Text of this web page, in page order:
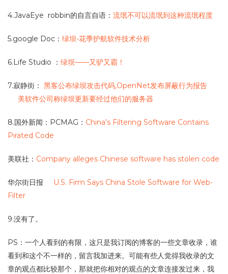
4.JavaEye robbin的自言自语： 流氓不可以流氓到这种流氓程度
5.google Doc： 绿坝-花季护航软件技术分析
6.Life Studio ： 绿坝——又驴又霸！
7.寂静街： 黑客公布绿坝攻击代码,OpenNet发布屏蔽行为报告
美软件公司称绿坝更新要经过他们的服务器
8.国外新闻：PCMAG： China’s Filtering Software Contains
Pirated Code
美联社： Company alleges Chinese software has stolen code
华尔街日报
U.S. Firm Says China Stole Software for Web-
Filter
9.没有了。
PS：一个人看到的有限，这只是我订阅的博客的一些文章收录，谁
看到和这个不一样的，留言我加进来。可能有些人觉得我收录的文
章的观点都比较那个，那就把你相对的观点的文章连接发过来，我